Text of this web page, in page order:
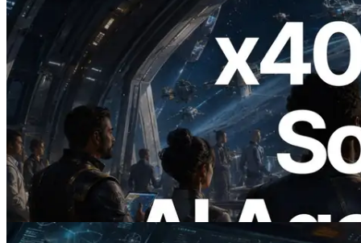
2026.07.04
ERPC x402 destekli Solana RPC'yi
yayınladı — AI agent'ların ihtiyaç
duydukları API'ler için anında ödeme
yaptığı dönem
Bu makaleyi oku